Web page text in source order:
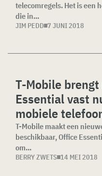
telecomregels. Het is een
die in...
JIM PEDD 7 JUNI 2018
T-Mobile
Essential vast
mobiele
T-Mobile maakt een
beschikbaar, Office
om...
BERRY ZWETS 14 MEI 2018